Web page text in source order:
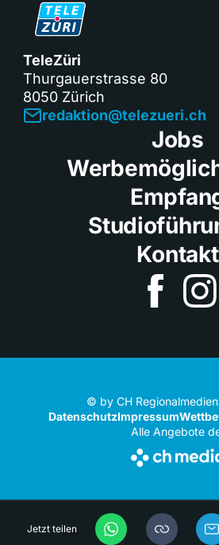
Jetzt teilen
TeleZüri
Thurgauerstrasse 80
8050 Zürich
redaktion@telezueri.ch
Jobs
Kontakt
© by CH
DatenschutzImpressum
Alle Angebote